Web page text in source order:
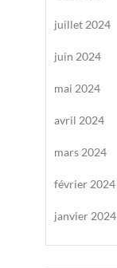
juillet 2024
juin 2024
mai 2024
avril 2024
mars 2024
février 2024
janvier 2024